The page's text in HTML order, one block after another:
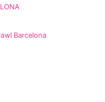
Barcelona